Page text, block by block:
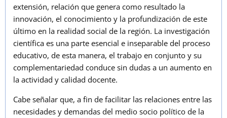
extensión, relación que genera como resultado la
innovación, el conocimiento y la profundización de este
último en la realidad social de la región. La investigación
científica es una parte esencial e inseparable del proceso
educativo, de esta manera, el trabajo en conjunto y su
complementariedad conduce sin dudas a un aumento en
la actividad y calidad docente.
Cabe señalar que, a fin de facilitar las relaciones entre las
necesidades y demandas del medio socio político de la